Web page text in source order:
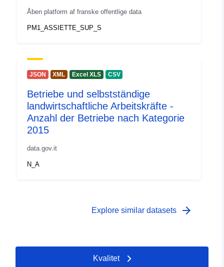
Åben platform af franske offentlige data
PM1_ASSIETTE_SUP_S
JSON XML Excel XLS CSV
Betriebe und selbstständige
landwirtschaftliche Arbeitskräfte -
Anzahl der Betriebe nach Kategorie
2015
data.gov.it
N_A
Explore similar datasets arrow_forward
Kvalitet